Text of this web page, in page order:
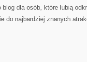
dla osób, które lubią
do najbardziej znanych